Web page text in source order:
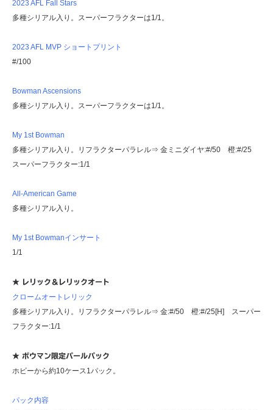
2023 AFL Fall Stars
多種シリアル入り。スーパーフラクターは1/1。
2023 AFL MVP ショートプリント
#/100
Bowman Ascensions
多種シリアル入り。スーパーフラクターは1/1。
My 1st Bowman
多種シリアル入り。リフラクターパラレル⇒ 金ミニダイヤ:#/50 橙:#/25
スーパーフラクター:1/1
All-American Game
多種シリアル入り。
My 1st Bowmanインサート
1/1
★ レリック＆レリックオート
クロームオートレリック
多種シリアル入り。リフラクターパラレル⇒ 金:#/50 橙:#/25[H] スーパー
フラクター:1/1
★ ボウマン限定パールパック
ホビーから約10ケース1パック。
パック内容